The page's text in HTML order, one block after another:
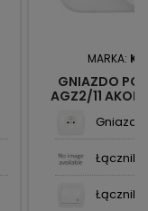
MARKA:
GNIAZDO
AGZ2/11
Łącznik
Łącznik